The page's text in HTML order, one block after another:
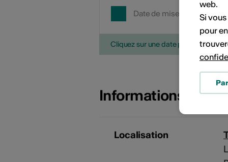
Date de mise en œuvre
Cliquez sur une date pour ajouter
Informations sur
Localisation
web.
Si
pour